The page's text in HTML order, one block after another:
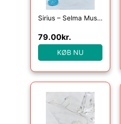
Sirius – Selma Musling, 20LED lyskæde, Blå, 2m+30cm
79.00kr.
KØB NU